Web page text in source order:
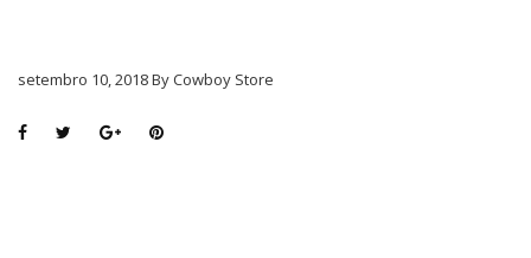
setembro 10, 2018 By Cowboy Store